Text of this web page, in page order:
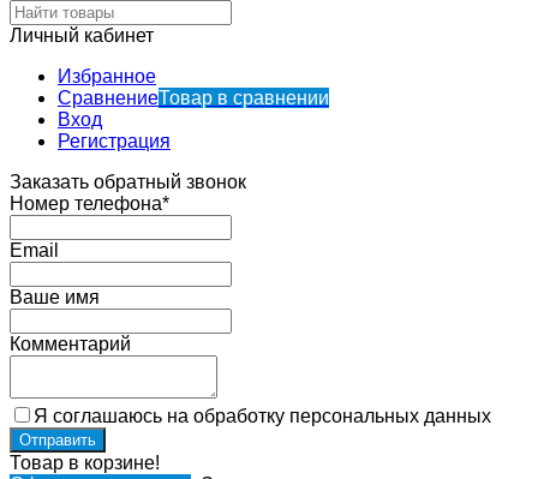
Личный кабинет
Избранное
СравнениеТовар в сравнении
Вход
Регистрация
Заказать обратный звонок
Номер телефона*
Email
Ваше имя
Комментарий
Я соглашаюсь на обработку персональных данных
Товар в корзине!